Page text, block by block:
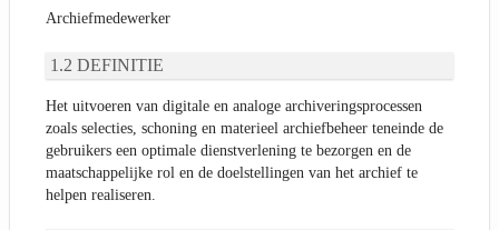
Archiefmedewerker
DEFINITIE
Het uitvoeren van digitale en analoge archiveringsprocessen
zoals selecties, schoning en materieel archiefbeheer teneinde de
gebruikers een optimale dienstverlening te bezorgen en de
maatschappelijke rol en de doelstellingen van het archief te
helpen realiseren.